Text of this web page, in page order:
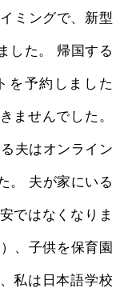
ミングで、新型
した。 帰国する
を予約しました
ませんでした。
夫はオンライン
。 夫が家にいる
ではなくなりま
、子供を保育園
私は日本語学校